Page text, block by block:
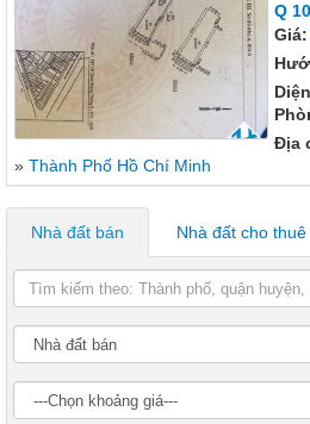
Q
Giá:
Địa
» Thành Phố Hồ Chí Minh
Nhà đất bán Nhà đất cho thuê